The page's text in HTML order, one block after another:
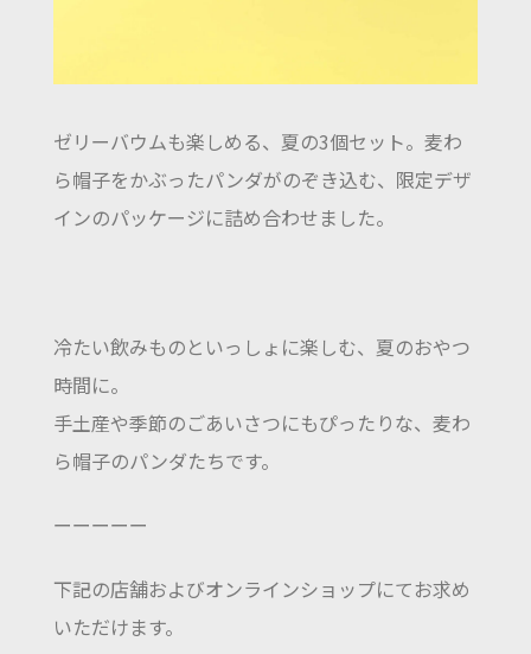
ゼリーバウムも楽しめる、夏の3個セット。麦わ
ら帽子をかぶったパンダがのぞき込む、限定デザ
インのパッケージに詰め合わせました。
冷たい飲みものといっしょに楽しむ、夏のおやつ
時間に。
手土産や季節のごあいさつにもぴったりな、麦わ
ら帽子のパンダたちです。
ーーーーー
下記の店舗およびオンラインショップにてお求め
いただけます。